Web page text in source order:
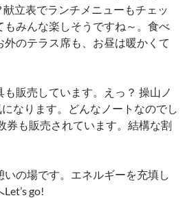
立表でランチメニューもチェッ
もみんな楽しそうですね～。食べ
外のテラス席も、お昼は暖かくて
販売しています。えっ？ 操山ノ
になります。どんなノートなのでし
券も販売されています。結構な割
の場です。エネルギーを充填し
go!